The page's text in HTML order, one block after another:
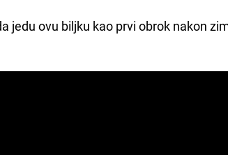
jedu ovu biljku kao prvi obrok nakon